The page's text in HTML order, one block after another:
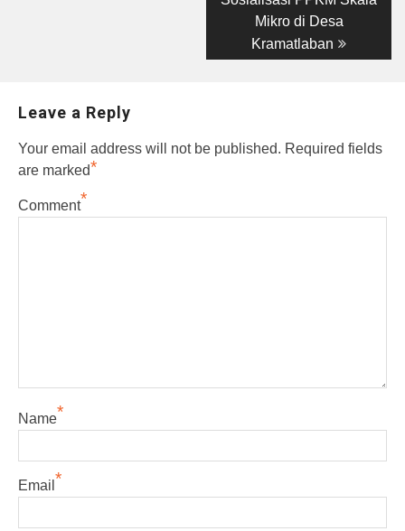
Mikro di Desa
Kramatlaban
Leave a Reply
Your email address will not be published. Required fields
are marked*
Comment*
Name*
Email *